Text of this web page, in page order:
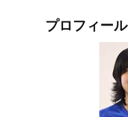
プロフィール